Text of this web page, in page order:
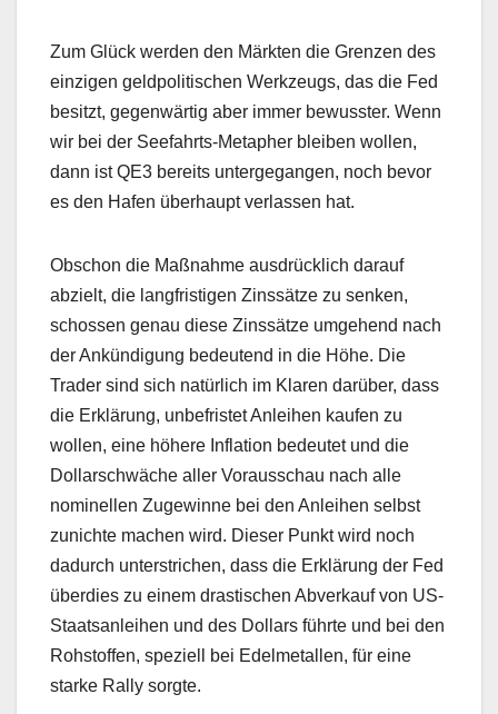
Zum Glück werden den Märkten die Grenzen des
einzigen geldpolitischen Werkzeugs, das die Fed
besitzt, gegenwärtig aber immer bewusster. Wenn
wir bei der Seefahrts-Metapher bleiben wollen,
dann ist QE3 bereits untergegangen, noch bevor
es den Hafen überhaupt verlassen hat.
Obschon die Maßnahme ausdrücklich darauf
abzielt, die langfristigen Zinssätze zu senken,
schossen genau diese Zinssätze umgehend nach
der Ankündigung bedeutend in die Höhe. Die
Trader sind sich natürlich im Klaren darüber, dass
die Erklärung, unbefristet Anleihen kaufen zu
wollen, eine höhere Inflation bedeutet und die
Dollarschwäche aller Vorausschau nach alle
nominellen Zugewinne bei den Anleihen selbst
zunichte machen wird. Dieser Punkt wird noch
dadurch unterstrichen, dass die Erklärung der Fed
überdies zu einem drastischen Abverkauf von US-
Staatsanleihen und des Dollars führte und bei den
Rohstoffen, speziell bei Edelmetallen, für eine
starke Rally sorgte.